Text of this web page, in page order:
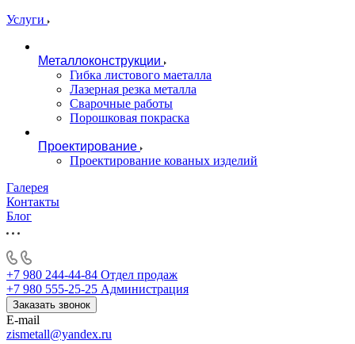
Услуги
Металлоконструкции
Гибка листового маеталла
Лазерная резка металла
Сварочные работы
Порошковая покраска
Проектирование
Проектирование кованых изделий
Галерея
Контакты
Блог
+7 980 244-44-84 Отдел продаж
+7 980 555-25-25 Администрация
Заказать звонок
E-mail
zismetall@yandex.ru